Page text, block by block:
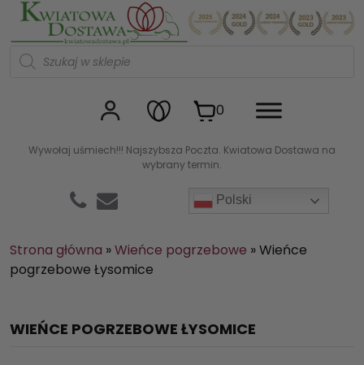
Wywołaj uśmiech!!! Najszybsza Poczta. Kwiatowa Dostawa na
wybrany termin.
Polski
Kwiaciarnia internetowa
W
d
u
k
0
Strona główna »Wieńce pogrzebowe »Wieńce
pogrzebowe Łysomice
WIEŃCE POGRZEBOWE ŁYSOMICE